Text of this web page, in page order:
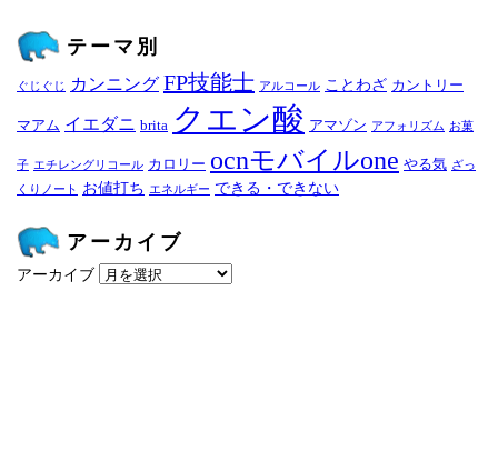
テーマ別
ぐじぐじ カンニング FP技能士 アルコール ことわざ カントリー
マアム イエダニ brita クエン酸 アマゾン アフォリズム お菓
子 エチレングリコール カロリー ocnモバイルone やる気 ざっ
くりノート
お値打ち エネルギー できる・できない
アーカイブ
アーカイブ